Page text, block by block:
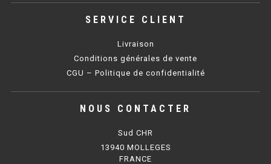
PLAQUE DE CUISSON
PLAQUE 650 GAZ
SERVICE CLIENT
Livraison
Conditions générales de vente
CGU – Politique de confidentialité
NOUS CONTACTER
Sud CHR
13940 MOLLEGES
FRANCE